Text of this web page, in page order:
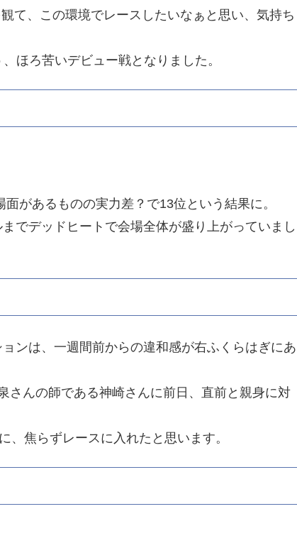
て、この環境でレースしたいなぁと思い、気持ち
ほろ苦いデビュー戦となりました。
があるものの実力差？で13位という結果に。
でデッドヒートで会場全体が盛り上がっていまし
ンは、一週間前からの違和感が右ふくらはぎにあ
さんの師である神崎さんに前日、直前と親身に対
、焦らずレースに入れたと思います。